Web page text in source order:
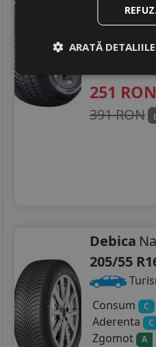
Aderenta C
251 RON
391 RON
Debica
205/55
Consum
C
Aderenta C
Zgomot A
ARATĂ DETALIILE